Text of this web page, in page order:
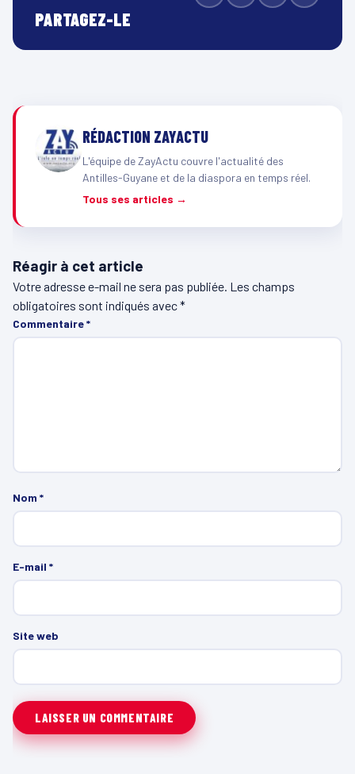
PARTAGEZ-LE
RÉDACTION ZAYACTU
L'équipe de ZayActu couvre l'actualité des
Antilles-Guyane et de la diaspora en temps réel.
Tous ses articles →
Réagir à cet article
Votre adresse e-mail ne sera pas publiée. Les champs
obligatoires sont indiqués avec*
Commentaire*
Nom *
E-mail *
Site web